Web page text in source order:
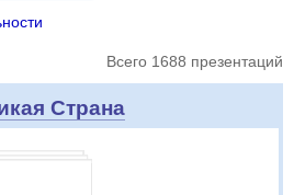
Всего 1688 презентаций
Страна